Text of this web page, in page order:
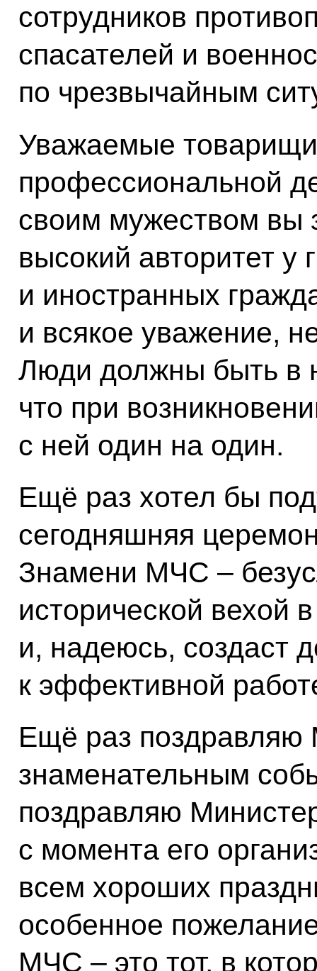
сотрудников
спасателей и
по чрезвычайным
Уважаемые
профессиональной
своим мужеством вы
высокий авторитет
и иностранных
и всякое уважение,
Люди должны быть в
что при
с ней один на один.
Ещё раз хотел бы
сегодняшняя
Знамени МЧС –
исторической вехой
и, надеюсь, создаст
к эффективной
Ещё раз
знаменательным
поздравляю
с момента его
всем хороших
особенное
МЧС – это тот, в